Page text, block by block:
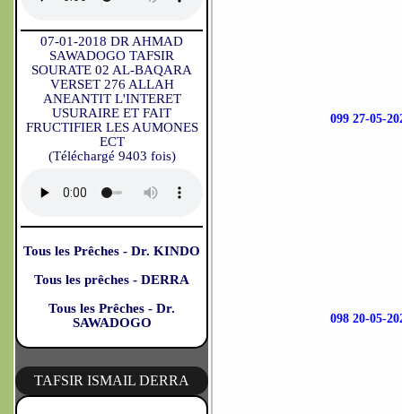
07-01-2018 DR AHMAD
SAWADOGO TAFSIR
SOURATE 02 AL-BAQARA
VERSET 276 ALLAH
ANEANTIT L'INTERET
USURAIRE ET FAIT
FRUCTIFIER LES AUMONES
ECT
(Téléchargé 9403 fois)
Tous les Prêches - Dr. KINDO
Tous les prêches - DERRA
Tous les Prêches - Dr.
SAWADOGO
TAFSIR ISMAIL DERRA
099 27-05-
098 20-05-